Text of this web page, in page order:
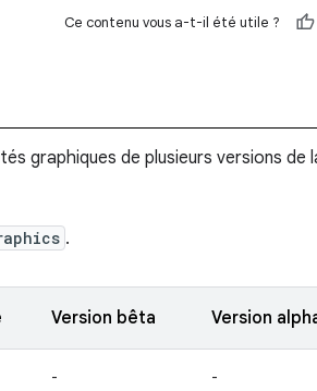
Ce contenu vous a-t-il été utile ?
graphiques de plusieurs versions de
.
Version bêta Version
- -